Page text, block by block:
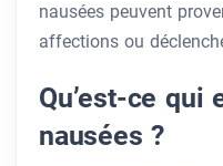
nausées peuvent
affections ou
Qu’est-ce qui
nausées ?